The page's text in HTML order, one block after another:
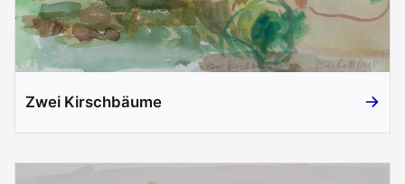
Zwei Kirschbäume Zwei